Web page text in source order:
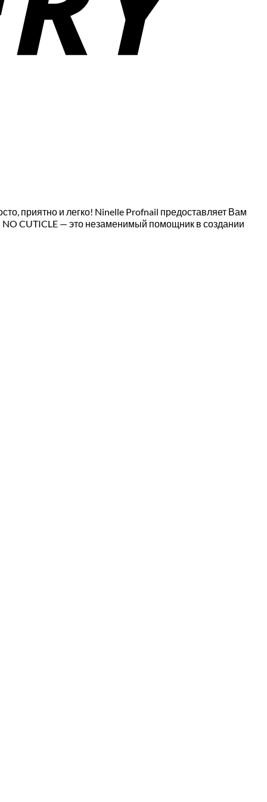
приятно и легко! Ninelle Profnail предоставляет Вам
CUTICLE — это незаменимый помощник в создании